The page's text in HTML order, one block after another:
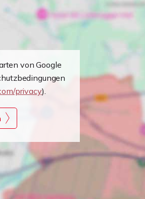
von Google
privacy).